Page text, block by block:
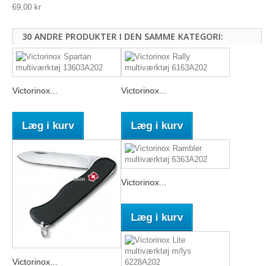
69,00 kr
30 ANDRE PRODUKTER I DEN SAMME KATEGORI:
Victorinox...
Læg i kurv
Victorinox...
Læg i kurv
Victorinox...
Victorinox...
Læg i kurv